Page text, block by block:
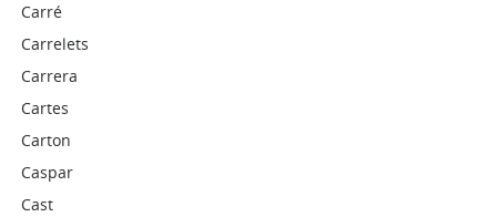
Carré
Carrelets
Carrera
Cartes
Carton
Caspar
Cast